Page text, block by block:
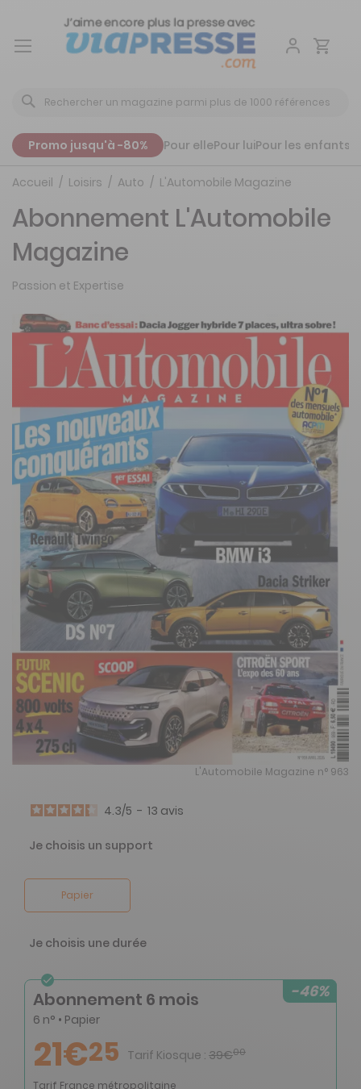
Aller
Promo jusqu'à -80% Pour ellePour luiPour les enfants
Accueil Loisirs Auto L'Automobile Magazine
L'Automobile Magazine n° 963
Abonnement L'Automobile
Magazine
Passion et Expertise
4.3/5 - 13 avis
Je choisis un support
Papier
Je choisis une durée
-46%
Abonnement 6 mois
6 n° • Papier
21€25 Tarif Kiosque : 39€00
Tarif France métropolitaine